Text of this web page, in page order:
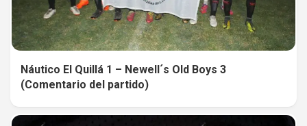
Náutico El Quillá 1 – Newell´s Old Boys 3
(Comentario del partido)